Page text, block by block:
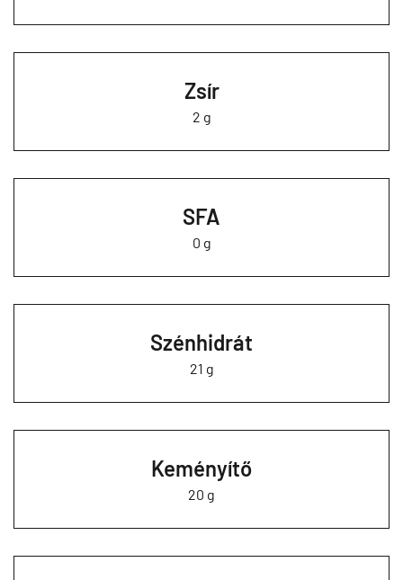
Zsír
2 g
SFA
0 g
Szénhidrát
21 g
Keményítő
20 g